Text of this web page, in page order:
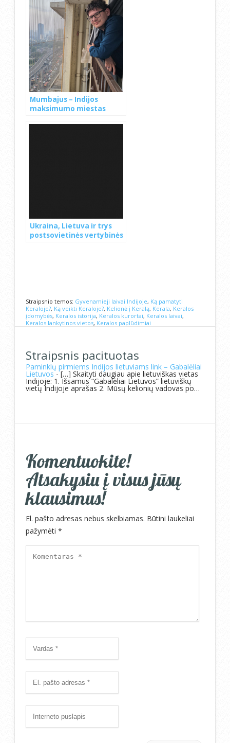
Mumbajus – Indijos
maksimumo miestas
Ukraina, Lietuva ir trys
postsovietinės vertybinės
Straipsnio temos: Gyvenamieji laivai Indijoje, Ką pamatyti
Keraloje?, Ką veikti Keraloje?, Kelionė į Keralą, Kerala, Keralos
įdomybės, Keralos istorija, Keralos kurortai, Keralos laivai,
Keralos lankytinos vietos, Keralos paplūdimiai
Straipsnis pacituotas
Paminklų pirmiems Indijos lietuviams link – Gabalėliai
Lietuvos- […] Skaityti daugiau apie lietuviškas vietas
Indijoje: 1. Išsamus “Gabalėliai Lietuvos” lietuviškų
vietų Indijoje aprašas 2. Mūsų kelionių vadovas po…
Komentuokite!
Atsakysiu į visus jūsų
klausimus!
El. pašto adresas nebus skelbiamas. Būtini laukeliai
pažymėti *